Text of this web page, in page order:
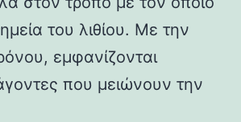
του λιθίου. Με την
εμφανίζονται
που μειώνουν την